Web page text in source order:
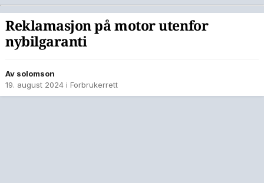
Reklamasjon på motor utenfor
nybilgaranti
Av solomson
19. august 2024 i Forbrukerrett